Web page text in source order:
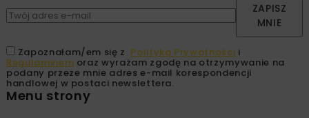
ZAPISZ
MNIE
Zapoznałam/em się z Polityką Prywatności i
Regulaminem oraz wyrażam zgodę na otrzymywanie na
podany przeze mnie adres e-mail korespondencji
handlowej w postaci newslettera.
Menu strony